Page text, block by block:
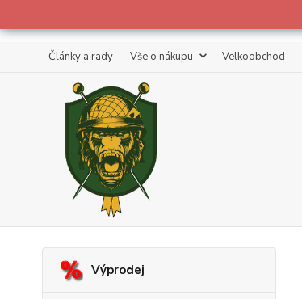
Články a rady Vše o nákupu Velkoobchod
Výprodej